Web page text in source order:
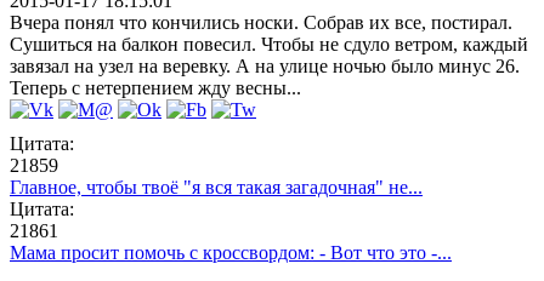
Вчера понял что кончились носки. Собрав их все, постирал.
Сушиться на балкон повесил. Чтобы не сдуло ветром, каждый
завязал на узел на веревку. А на улице ночью было минус 26.
Теперь с нетерпением жду весны...
Цитата:
21859
Главное, чтобы твоё "я вся такая загадочная" не...
Цитата:
21861
Мама просит помочь с кроссвордом: - Вот что это -...